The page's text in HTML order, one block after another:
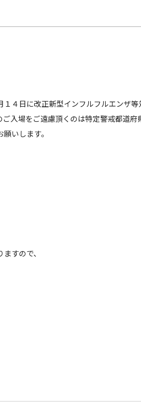
４日に改正新型インフルフルエンザ
入場をご遠慮頂くのは特定警戒都道府
いします。
すので、